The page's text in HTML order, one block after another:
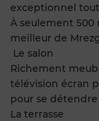
exceptionnel
À seulement 500
meilleur de
️ Le salon
Richement
télévision écran
pour se
La terrasse